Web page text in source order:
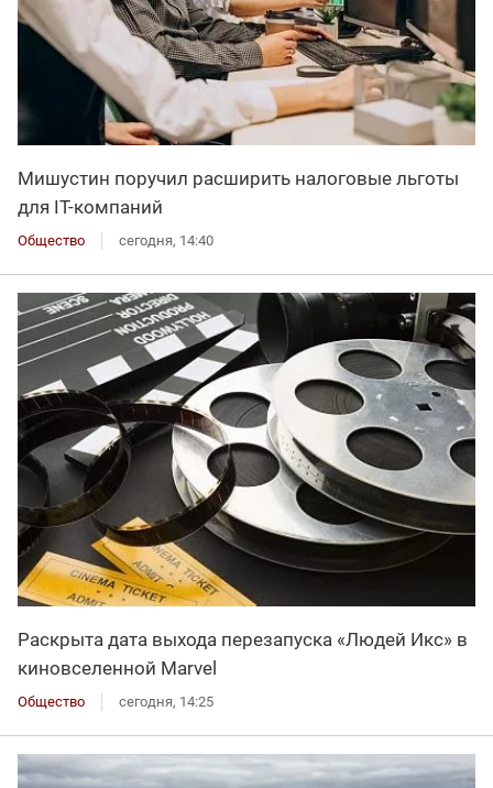
Мишустин поручил расширить налоговые льготы
для IT-компаний
Общество сегодня, 14:40
Раскрыта дата выхода перезапуска «Людей Икс» в
киновселенной Marvel
Общество сегодня, 14:25